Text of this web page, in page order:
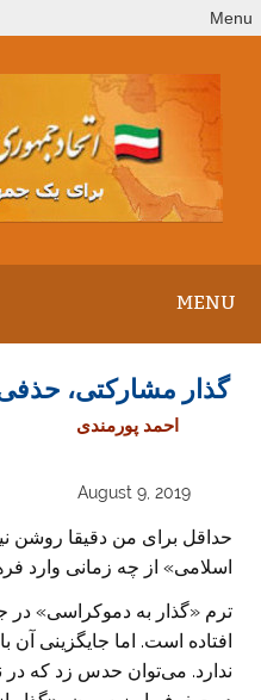
to
Menu
MENU
گذار مشارکتی، حذفی
احمد پورمندی
August 9, 2019
حداقل برای من دقیقا روشن
اسلامی» از چه زمانی وارد
ترم «گذار به دموکراسی»
افتاده است. اما جایگزینی آن
ندارد. می‌توان حدس زد که در